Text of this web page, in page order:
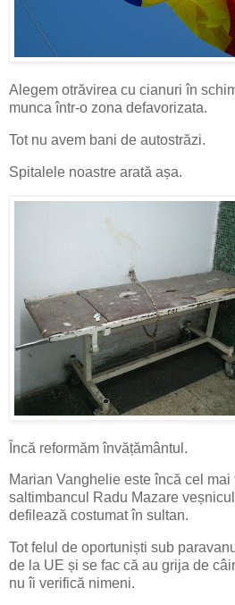
Alegem otrăvirea cu cianuri în
munca într-o zona defavorizata.
Tot nu avem bani de autostrăzi.
Spitalele noastre arată așa.
Încă reformăm învățământul.
Marian Vanghelie este încă cel mai
saltimbancul Radu Mazare
defilează costumat în sultan.
Tot felul de oportuniști sub
de la UE și se fac că au grija de
nu îi verifică nimeni.